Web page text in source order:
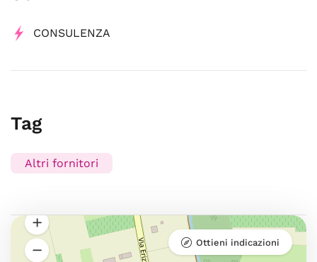
CONSULENZA
Tag
Altri fornitori
Ottieni indicazioni